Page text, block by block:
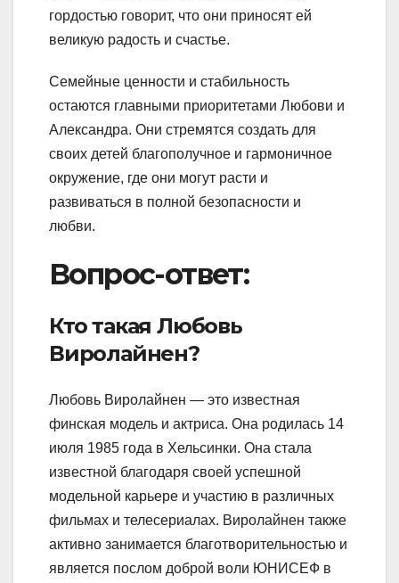
гордостью говорит, что они приносят ей
великую радость и счастье.
Семейные ценности и стабильность
остаются главными приоритетами Любови и
Александра. Они стремятся создать для
своих детей благополучное и гармоничное
окружение, где они могут расти и
развиваться в полной безопасности и
любви.
Вопрос-ответ:
Кто такая Любовь
Виролайнен?
Любовь Виролайнен — это известная
финская модель и актриса. Она родилась 14
июля 1985 года в Хельсинки. Она стала
известной благодаря своей успешной
модельной карьере и участию в различных
фильмах и телесериалах. Виролайнен также
активно занимается благотворительностью и
является послом доброй воли ЮНИСЕФ в